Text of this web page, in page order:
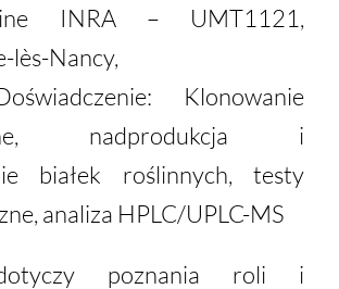
INRA – UMT1121,
lès-Nancy,
Klonowanie
nadprodukcja i
białek roślinnych, testy
analiza HPLC/UPLC-MS
poznania roli i